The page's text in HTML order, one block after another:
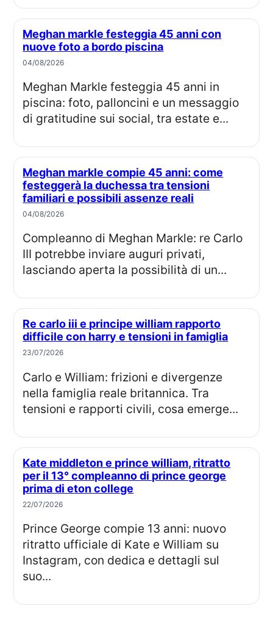
Meghan markle festeggia 45 anni con
nuove foto a bordo piscina
04/08/2026
Meghan Markle festeggia 45 anni in
piscina: foto, palloncini e un messaggio
di gratitudine sui social, tra estate e...
Meghan markle compie 45 anni: come
festeggerà la duchessa tra tensioni
familiari e possibili assenze reali
04/08/2026
Compleanno di Meghan Markle: re Carlo
III potrebbe inviare auguri privati,
lasciando aperta la possibilità di un...
Re carlo iii e principe william rapporto
difficile con harry e tensioni in famiglia
23/07/2026
Carlo e William: frizioni e divergenze
nella famiglia reale britannica. Tra
tensioni e rapporti civili, cosa emerge...
Kate middleton e prince william, ritratto
per il 13° compleanno di prince george
prima di eton college
22/07/2026
Prince George compie 13 anni: nuovo
ritratto ufficiale di Kate e William su
Instagram, con dedica e dettagli sul
suo...